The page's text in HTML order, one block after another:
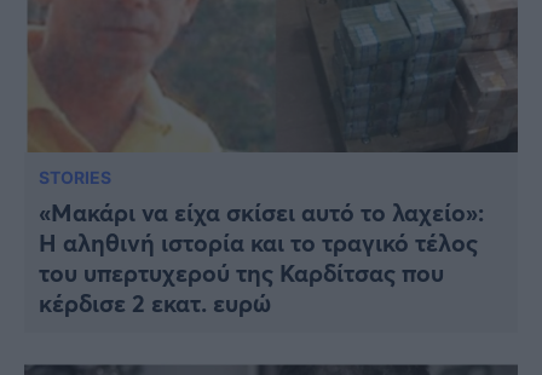
STORIES
«Μακάρι να είχα σκίσει αυτό το λαχείο»:
Η αληθινή ιστορία και το τραγικό τέλος
του υπερτυχερού της Καρδίτσας που
κέρδισε 2 εκατ. ευρώ